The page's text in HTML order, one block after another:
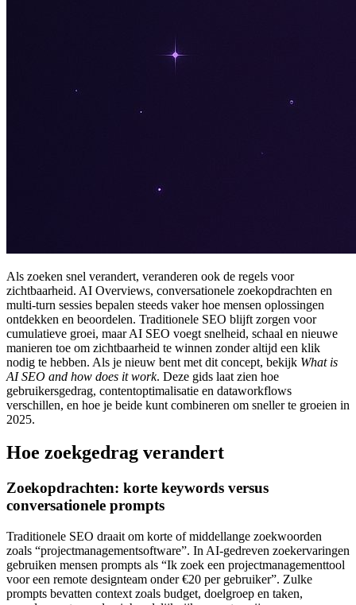
Als zoeken snel verandert, veranderen ook de regels voor
zichtbaarheid. AI Overviews, conversationele zoekopdrachten en
multi-turn sessies bepalen steeds vaker hoe mensen oplossingen
ontdekken en beoordelen. Traditionele SEO blijft zorgen voor
cumulatieve groei, maar AI SEO voegt snelheid, schaal en nieuwe
manieren toe om zichtbaarheid te winnen zonder altijd een klik
nodig te hebben. Als je nieuw bent met dit concept, bekijk What is
AI SEO and how does it work. Deze gids laat zien hoe
gebruikersgedrag, contentoptimalisatie en dataworkflows
verschillen, en hoe je beide kunt combineren om sneller te groeien in
2025.
Hoe zoekgedrag verandert
Zoekopdrachten: korte keywords versus
conversationele prompts
Traditionele SEO draait om korte of middellange zoekwoorden
zoals “projectmanagementsoftware”. In AI-gedreven zoekervaringen
gebruiken mensen prompts als “Ik zoek een projectmanagementtool
voor een remote designteam onder €20 per gebruiker”. Zulke
prompts bevatten context zoals budget, doelgroep en taken,